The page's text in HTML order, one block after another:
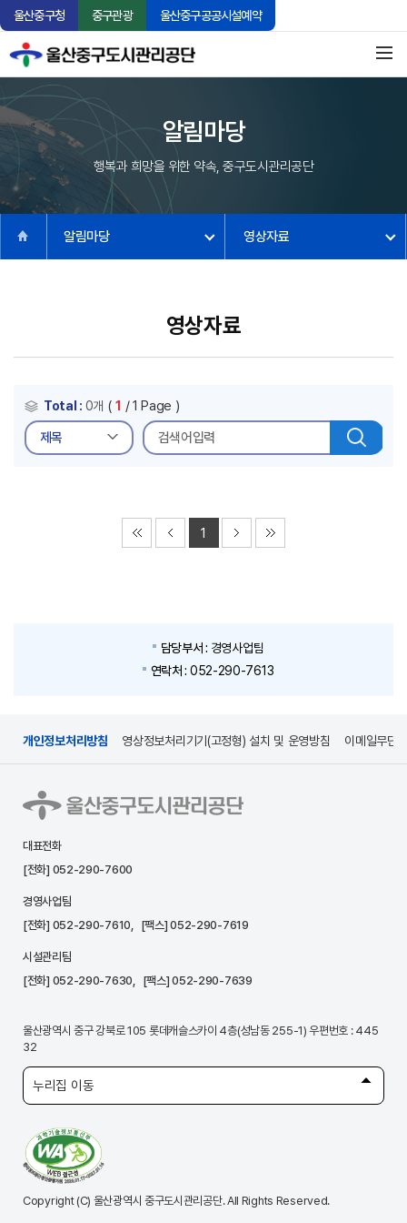
울산중구청 중구관광 울산중구공공시설예약
알림마당
행복과 희망을 위한 약속, 중구도시관리공단
알림마당 영상자료
영상자료
Total : 0개 (1 / 1 Page )
1
담당부서 : 경영사업팀
연락처 : 052-290-7613
개인정보처리방침 영상정보처리기기(고정형) 설치 및 운영방침 이메일무단
대표전화
[전화] 052-290-7600
경영사업팀
[전화] 052-290-7610, [팩스] 052-290-7619
시설관리팀
[전화] 052-290-7630, [팩스] 052-290-7639
울산광역시 중구 강북로 105 롯데캐슬스카이 4층(성남동 255-1) 우편번호 : 445
32
누리집 이동
Copyright (C) 울산광역시 중구도시관리공단. All Rights Reserved.